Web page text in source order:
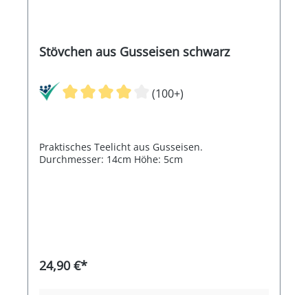
Stövchen aus Gusseisen schwarz
(100+)
Praktisches Teelicht aus Gusseisen.
Durchmesser: 14cm Höhe: 5cm
24,90 €*